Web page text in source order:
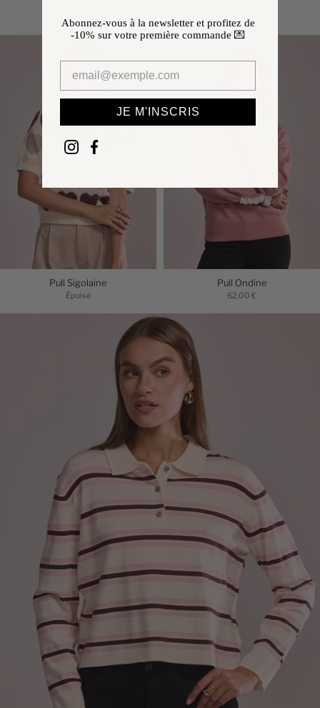
Pull Sigolaine
Épuisé
Pull Ondine
62,00 €
Abonnez-vous à la newsletter et profitez de
-10% sur votre première commande 💌
JE M'INSCRIS